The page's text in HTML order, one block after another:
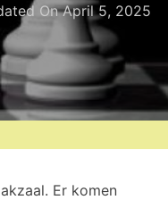
OnApril 5, 2025
Er komen